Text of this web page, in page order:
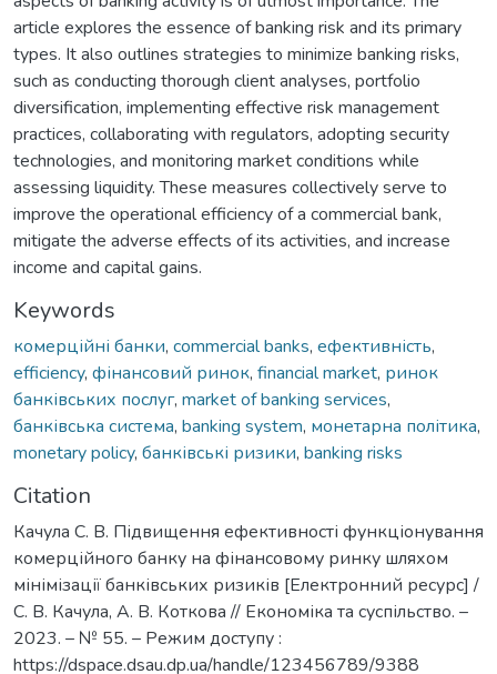
article explores the essence of banking risk and its primary
types. It also outlines strategies to minimize banking risks,
such as conducting thorough client analyses, portfolio
diversification, implementing effective risk management
practices, collaborating with regulators, adopting security
technologies, and monitoring market conditions while
assessing liquidity. These measures collectively serve to
improve the operational efficiency of a commercial bank,
mitigate the adverse effects of its activities, and increase
income and capital gains.
Keywords
комерційні банки, commercial banks, ефективність,
efficiency, фінансовий ринок, financial market, ринок
банківських послуг, market of banking services,
банківська система, banking system, монетарна політика,
monetary policy, банківські ризики, banking risks
Citation
Качула С. В. Підвищення ефективності функціонування
комерційного банку на фінансовому ринку шляхом
мінімізації банківських ризиків [Електронний ресурс] /
С. В. Качула, А. В. Коткова // Економіка та суспільство. –
2023. – № 55. – Режим доступу :
https://dspace.dsau.dp.ua/handle/123456789/9388